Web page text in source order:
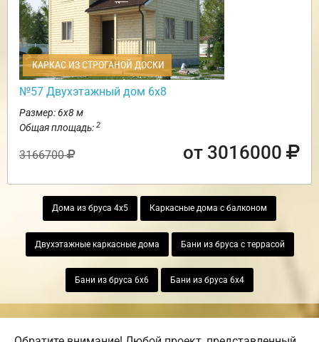
КАРКАС ИЗ СТРОГАНОЙ ДОСКИ
№57 Двухэтажный дом 6х8
Размер: 6х8 м
Общая площадь: 2
3166700 от 3016000
Дома из бруса 4х5 Каркасные дома с балконом
Двухэтажные каркасные дома Бани из бруса с террасой
Бани из бруса 6х6 Бани из бруса 6х4